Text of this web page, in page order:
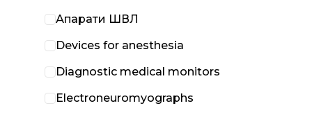
Апарати ШВЛ
Devices for anesthesia
Diagnostic medical monitors
Electroneuromyographs